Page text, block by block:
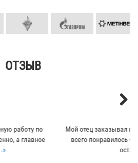
ОТЗЫВ
из гранита для своего дома. Больше
подход к клиенту. Отец
очень доволен...